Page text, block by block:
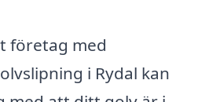
företag med
i Rydal kan